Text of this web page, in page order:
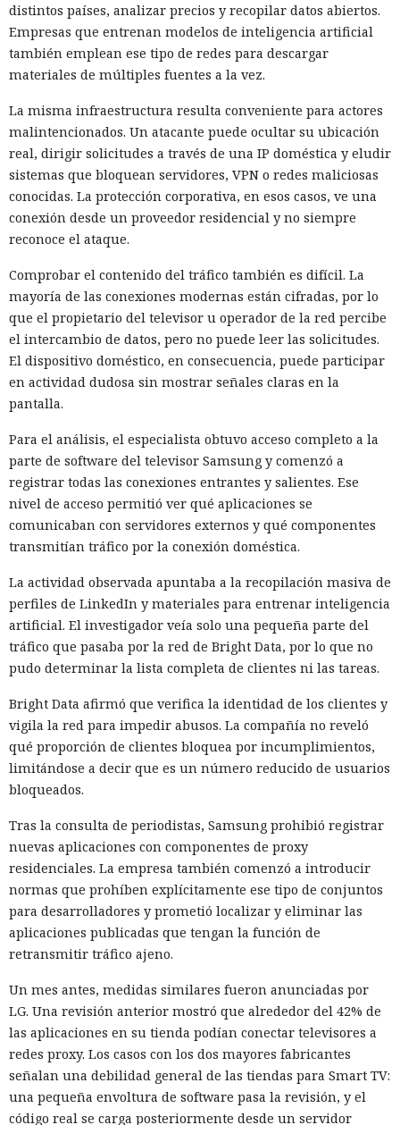
distintos países, analizar precios y recopilar datos abiertos.
Empresas que entrenan modelos de inteligencia artificial
también emplean ese tipo de redes para descargar
materiales de múltiples fuentes a la vez.
La misma infraestructura resulta conveniente para actores
malintencionados. Un atacante puede ocultar su ubicación
real, dirigir solicitudes a través de una IP doméstica y eludir
sistemas que bloquean servidores, VPN o redes maliciosas
conocidas. La protección corporativa, en esos casos, ve una
conexión desde un proveedor residencial y no siempre
reconoce el ataque.
Comprobar el contenido del tráfico también es difícil. La
mayoría de las conexiones modernas están cifradas, por lo
que el propietario del televisor u operador de la red percibe
el intercambio de datos, pero no puede leer las solicitudes.
El dispositivo doméstico, en consecuencia, puede participar
en actividad dudosa sin mostrar señales claras en la
pantalla.
Para el análisis, el especialista obtuvo acceso completo a la
parte de software del televisor Samsung y comenzó a
registrar todas las conexiones entrantes y salientes. Ese
nivel de acceso permitió ver qué aplicaciones se
comunicaban con servidores externos y qué componentes
transmitían tráfico por la conexión doméstica.
La actividad observada apuntaba a la recopilación masiva de
perfiles de LinkedIn y materiales para entrenar inteligencia
artificial. El investigador veía solo una pequeña parte del
tráfico que pasaba por la red de Bright Data, por lo que no
pudo determinar la lista completa de clientes ni las tareas.
Bright Data afirmó que verifica la identidad de los clientes y
vigila la red para impedir abusos. La compañía no reveló
qué proporción de clientes bloquea por incumplimientos,
limitándose a decir que es un número reducido de usuarios
bloqueados.
Tras la consulta de periodistas, Samsung prohibió registrar
nuevas aplicaciones con componentes de proxy
residenciales. La empresa también comenzó a introducir
normas que prohíben explícitamente ese tipo de conjuntos
para desarrolladores y prometió localizar y eliminar las
aplicaciones publicadas que tengan la función de
retransmitir tráfico ajeno.
Un mes antes, medidas similares fueron anunciadas por
LG. Una revisión anterior mostró que alrededor del 42% de
las aplicaciones en su tienda podían conectar televisores a
redes proxy. Los casos con los dos mayores fabricantes
señalan una debilidad general de las tiendas para Smart TV:
una pequeña envoltura de software pasa la revisión, y el
código real se carga posteriormente desde un servidor